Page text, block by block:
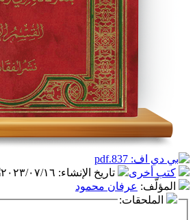
كتب أخرى تاريخ الإنشاء: ٢٠٢٣/٠٧/١٦
المؤلّف: عرفان محمود
الملحقات: